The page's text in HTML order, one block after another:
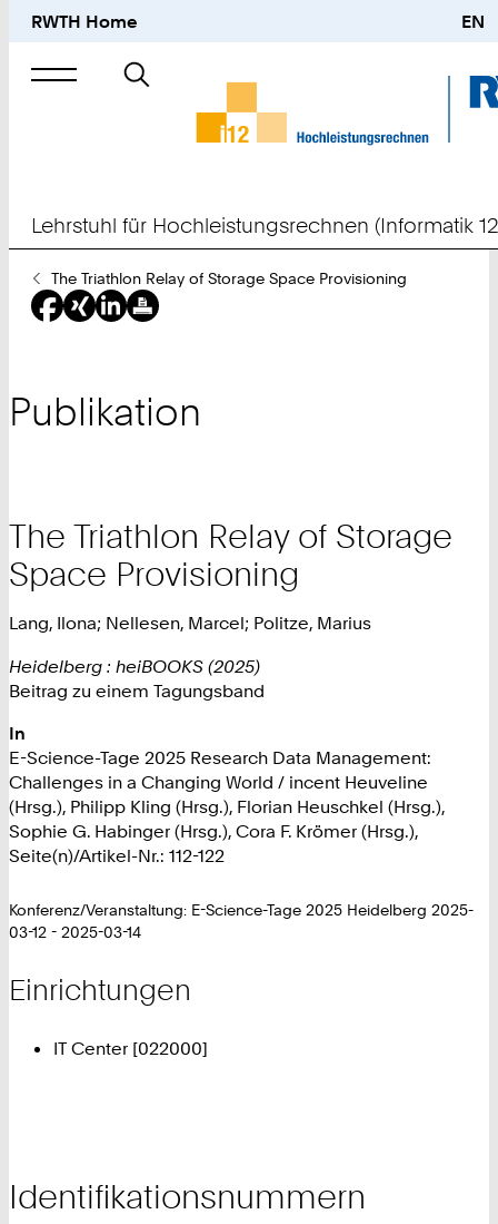
RWTH Home EN
Suche
nach
Lehrstuhl für Hochleistungsrechnen (Informatik
Sie
sind
hier:
The Triathlon Relay of Storage Space Provisioning
Publikation
The Triathlon Relay of Storage
Space Provisioning
Lang, Ilona; Nellesen, Marcel; Politze, Marius
Heidelberg : heiBOOKS (2025)
Beitrag zu einem Tagungsband
In
E-Science-Tage 2025 Research Data Management:
Challenges in a Changing World / incent Heuveline
(Hrsg.), Philipp Kling (Hrsg.), Florian Heuschkel (Hrsg.),
Sophie G. Habinger (Hrsg.), Cora F. Krömer (Hrsg.),
Seite(n)/Artikel-Nr.: 112-122
Konferenz/Veranstaltung: E-Science-Tage 2025 Heidelberg 2025-
03-12 - 2025-03-14
Einrichtungen
IT Center [022000]
Identifikationsnummern